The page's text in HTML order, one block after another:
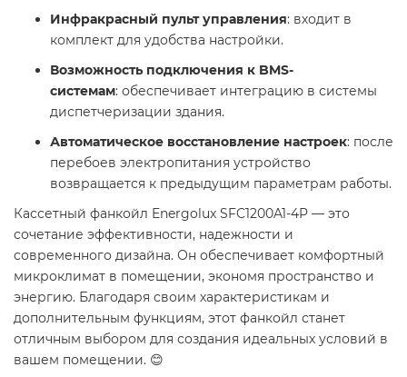
Инфракрасный пульт управления: входит в
комплект для удобства настройки.
Возможность подключения к BMS-
системам: обеспечивает интеграцию в системы
диспетчеризации здания.
Автоматическое восстановление настроек: после
перебоев электропитания устройство
возвращается к предыдущим параметрам работы.
Кассетный фанкойл Energolux SFC1200A1-4P — это
сочетание эффективности, надежности и
современного дизайна. Он обеспечивает комфортный
микроклимат в помещении, экономя пространство и
энергию. Благодаря своим характеристикам и
дополнительным функциям, этот фанкойл станет
отличным выбором для создания идеальных условий в
вашем помещении. 😊